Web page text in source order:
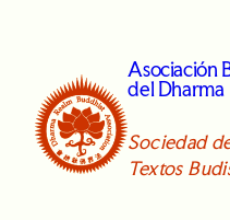
content
Asociación
del Dharma
Sociedad
Textos